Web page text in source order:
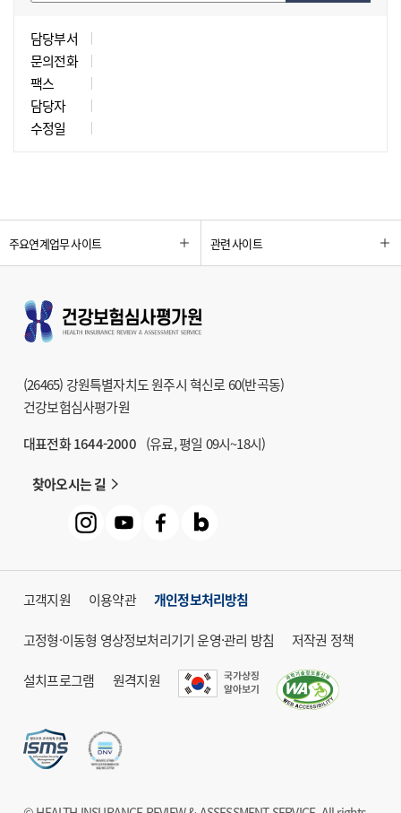
담당부서
문의전화
팩스
담당자
수정일
주요연계업무 사이트 관련 사이트
(26465) 강원특별자치도 원주시 혁신로 60(반곡동)
건강보험심사평가원
대표전화 1644-2000 (유료, 평일 09시~18시)
찾아오시는 길
고객지원 이용약관 개인정보처리방침
고정형·이동형 영상정보처리기기 운영·관리 방침 저작권 정책
설치프로그램 원격지원